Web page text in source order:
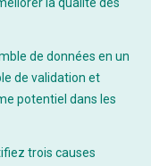
de données en un
de validation et
potentiel dans les
trois causes